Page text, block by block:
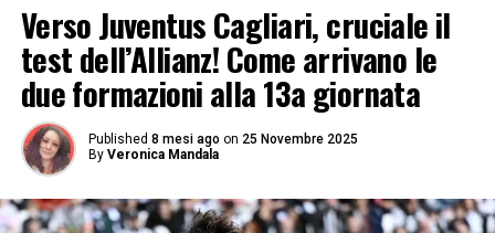
Verso Juventus Cagliari, cruciale il
test dell’Allianz! Come arrivano le
due formazioni alla 13a giornata
Published 8 mesi ago on 25 Novembre 2025
By Veronica Mandala